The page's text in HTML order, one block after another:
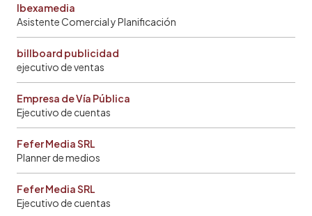
Ibexamedia
Asistente Comercial y Planificación
billboard publicidad
ejecutivo de ventas
Empresa de Vía Pública
Ejecutivo de cuentas
Fefer Media SRL
Planner de medios
Fefer Media SRL
Ejecutivo de cuentas